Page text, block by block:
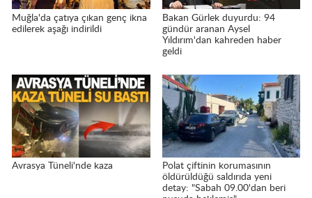
Muğla'da çatıya çıkan genç ikna
edilerek aşağı indirildi
Bakan Gürlek duyurdu: 94
gündür aranan Aysel
Yıldırım'dan kahreden haber
geldi
Avrasya Tüneli'nde kaza
Polat çiftinin korumasının
öldürüldüğü saldırıda yeni
detay: "Sabah 09.00'dan beri